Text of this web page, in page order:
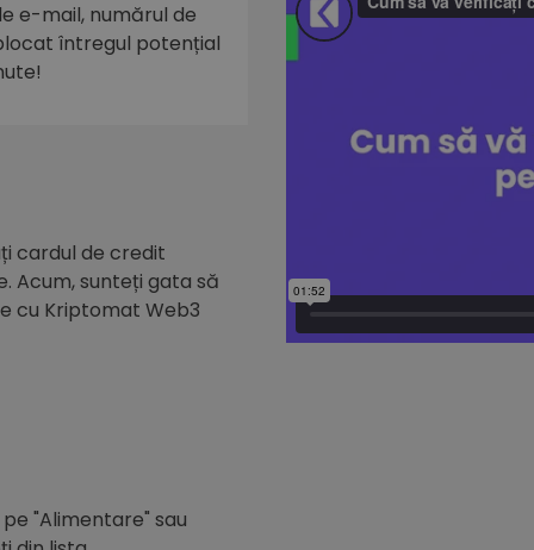
e-mail, numărul de
întregul potențial
cardul de credit
Acum, sunteți gata să
cu Kriptomat Web3
"Alimentare" sau